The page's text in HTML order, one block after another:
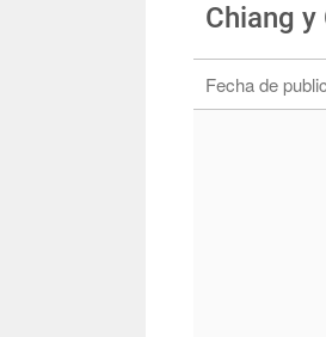
Chiang y
Fecha de